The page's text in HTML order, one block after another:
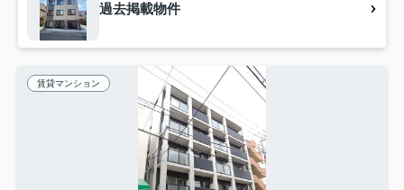
過去掲載物件
賃貸マンション